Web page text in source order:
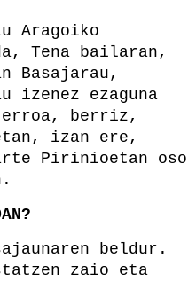
Aragoiko
Tena bailaran,
Basajarau,
izenez ezaguna
erroa, berriz,
izan ere,
Pirinioetan oso
beldur.
zaio eta